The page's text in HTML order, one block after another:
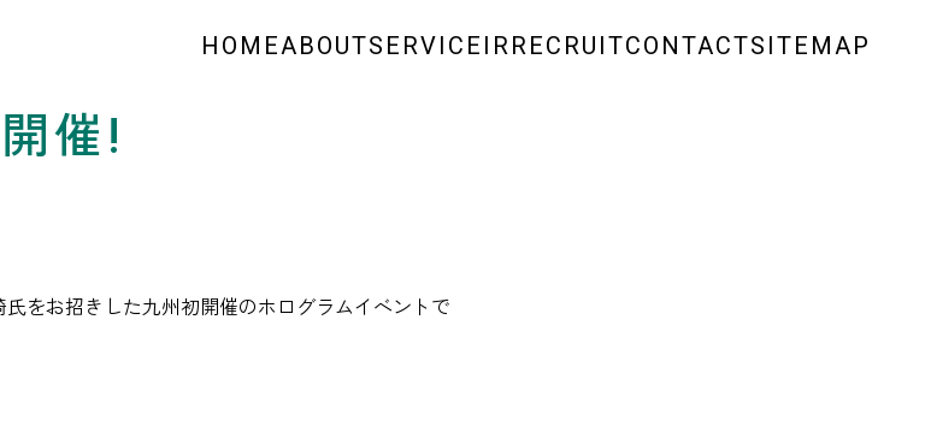
HOMEABOUTSERVICE IR RECRUITCONTACTSITEMAP
催!
をお招きした九州初開催のホログラムイベントで